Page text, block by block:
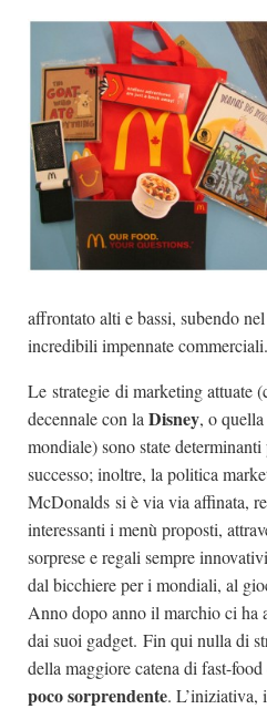
Dicono di Noi
Rassegna Stampa
Archivio
Autori
Generi
Case editrici
Partnership
Premio Chiara
Tabù Festival 2014
A Tutto Volume
Marketing
affrontato alti e bassi, subendo
incredibili impennate commerciali.
Le strategie di marketing attuate
decennale con la Disney, o
mondiale) sono state
successo; inoltre, la politica
McDonalds si è via via affinata,
interessanti i menù proposti,
sorprese e regali sempre
dal bicchiere per i mondiali, al
Anno dopo anno il marchio ci ha
dai suoi gadget. Fin qui nulla di
della maggiore catena di fast-
poco sorprendente. L’iniziativa,